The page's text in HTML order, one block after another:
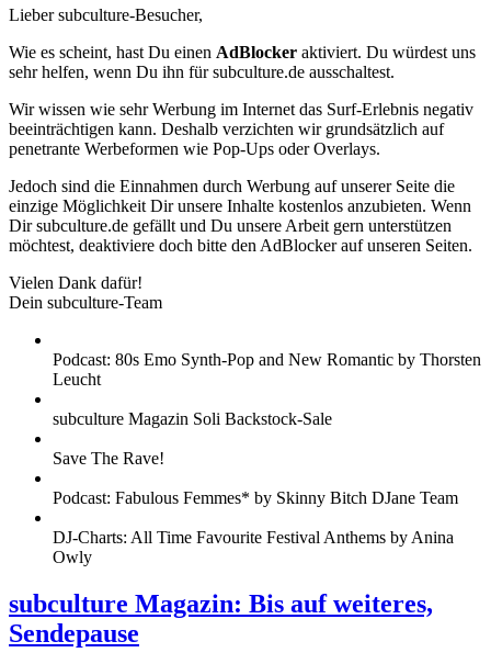
Lieber subculture-Besucher,
Wie es scheint, hast Du einen AdBlocker aktiviert. Du würdest uns
sehr helfen, wenn Du ihn für subculture.de ausschaltest.
Wir wissen wie sehr Werbung im Internet das Surf-Erlebnis negativ
beeinträchtigen kann. Deshalb verzichten wir grundsätzlich auf
penetrante Werbeformen wie Pop-Ups oder Overlays.
Jedoch sind die Einnahmen durch Werbung auf unserer Seite die
einzige Möglichkeit Dir unsere Inhalte kostenlos anzubieten. Wenn
Dir subculture.de gefällt und Du unsere Arbeit gern unterstützen
möchtest, deaktiviere doch bitte den AdBlocker auf unseren Seiten.
Vielen Dank dafür!
Dein subculture-Team
Podcast: 80s Emo Synth-Pop and New Romantic by Thorsten
Leucht
subculture Magazin Soli Backstock-Sale
Save The Rave!
Podcast: Fabulous Femmes* by Skinny Bitch DJane Team
DJ-Charts: All Time Favourite Festival Anthems by Anina
Owly
subculture Magazin: Bis auf weiteres,
Sendepause